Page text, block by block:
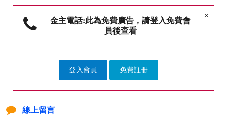
×
金主電話:此為免費廣告，請登入免費會
員後查看
登入會員 免費註冊
線上留言